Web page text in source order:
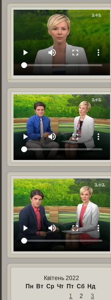
Квітень 2022
Пн Вт Ср Чт Пт Сб Нд
1
2
3